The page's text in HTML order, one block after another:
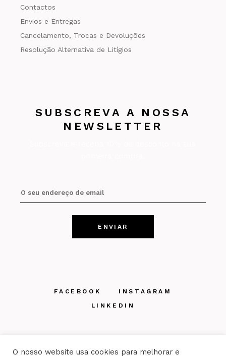
Contactos
Envios e Entregas
Cancelamento, Trocas e Devoluções
Resolução Alternativa de Litígios
SUBSCREVA A NOSSA
NEWSLETTER
FACEBOOK
INSTAGRAM
LINKEDIN
O nosso website usa cookies para melhorar e